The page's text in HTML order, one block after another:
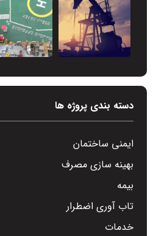
دسته بندی پروژه ها
ایمنی ساختمان
بهینه سازی مصرف
بیمه
تاب آوری اضطرار
خدمات